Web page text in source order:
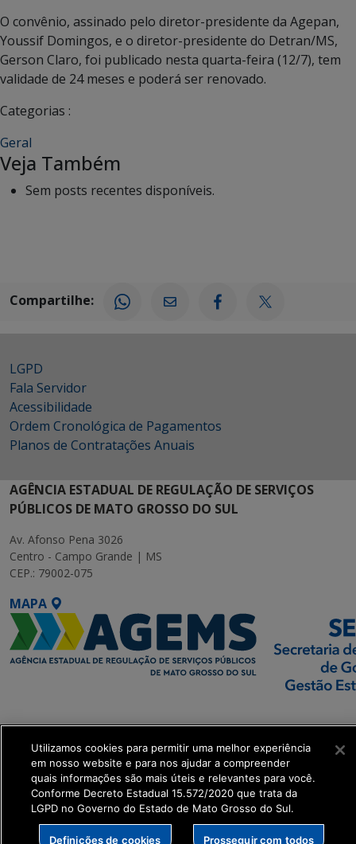
O convênio, assinado pelo diretor-presidente da Agepan,
Youssif Domingos, e o diretor-presidente do Detran/MS,
Gerson Claro, foi publicado nesta quarta-feira (12/7), tem
validade de 24 meses e poderá ser renovado.
Categorias :
Geral
Veja Também
Sem posts recentes disponíveis.
Compartilhe:
LGPD
Fala Servidor
Acessibilidade
Ordem Cronológica de Pagamentos
Planos de Contratações Anuais
AGÊNCIA ESTADUAL DE REGULAÇÃO DE SERVIÇOS
PÚBLICOS DE MATO GROSSO DO SUL
Av. Afonso Pena 3026
Centro - Campo Grande | MS
CEP.: 79002-075
MAPA
Transformação Digital
get_footer();
Utilizamos cookies para permitir uma melhor experiência
em nosso website e para nos ajudar a compreender
quais informações são mais úteis e relevantes para você.
Conforme Decreto Estadual 15.572/2020 que trata da
LGPD no Governo do Estado de Mato Grosso do Sul.
Definições de cookies Prosseguir com todos